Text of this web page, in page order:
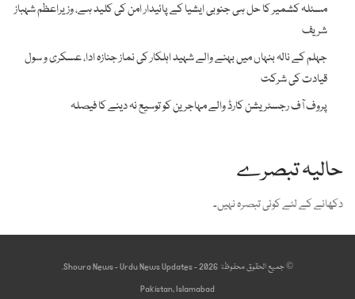
مسئلہ کشمیر کا حل ہی جنوبی ایشیا کے پائیدار امن کی کلید ہے، وزیراعظم شہباز
شریف
جہلم کے نالہ بنہاں میں بہنے والے شہید اہلکار کی نماز جنازہ ادا، عسکری و سول
قیادت کی شرکت
پروف آف رجسٹریشن کارڈ والے مہاجرین کو توسیع نہ دینے کا فیصلہ
حالیہ تبصرے
دکھانے کے لئے کوئی تبصرہ نہیں۔
© جميع الحقوق محفوظة 2026 - Shoura News - Urdu News Updates.
Pakistan, Islamabad